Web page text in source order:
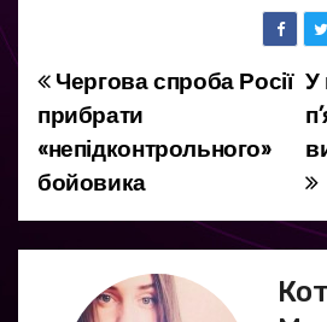
Н
а
в
і
У
Чергова спроба Росії
прибрати
«непідконтрольного»
бойовика